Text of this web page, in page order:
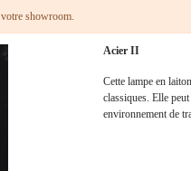
showroom.
Acier II
Cette lampe en
classiques. Elle
environnement de